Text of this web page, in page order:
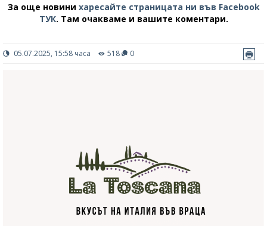
За още новини харесайте страницата ни във Facebook
ТУК. Там очакваме и вашите коментари.
05.07.2025, 15:58 часа 518 0